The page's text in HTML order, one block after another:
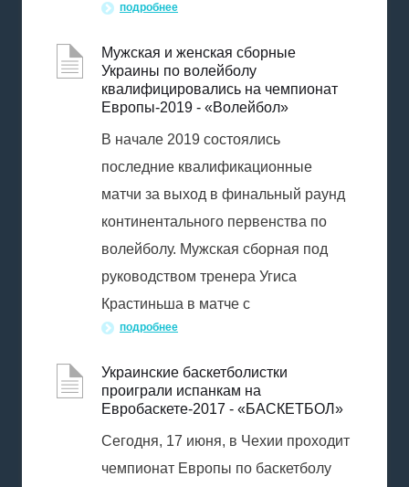
подробнее
Мужская и женская сборные
Украины по волейболу
квалифицировались на чемпионат
Европы-2019 - «Волейбол»
В начале 2019 состоялись
последние квалификационные
матчи за выход в финальный раунд
континентального первенства по
волейболу. Мужская сборная под
руководством тренера Угиса
Крастиньша в матче с
подробнее
Украинские баскетболистки
проиграли испанкам на
Евробаскете-2017 - «БАСКЕТБОЛ»
Сегодня, 17 июня, в Чехии проходит
чемпионат Европы по баскетболу